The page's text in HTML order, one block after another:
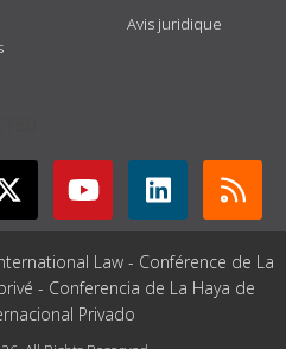
Avis juridique
Law - Conférence de La
- Conferencia de La Haya de
Privado